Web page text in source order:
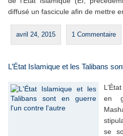
diffusé un fascicule afin de mettre
avril 24, 2015 1 Commentaire
L’État Islamique et les Talibans
en
se